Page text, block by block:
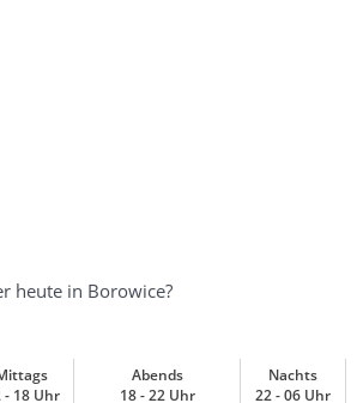
heute in Borowice?
- 18 Uhr
Abends
18 - 22 Uhr
Nachts
22 - 06 Uhr